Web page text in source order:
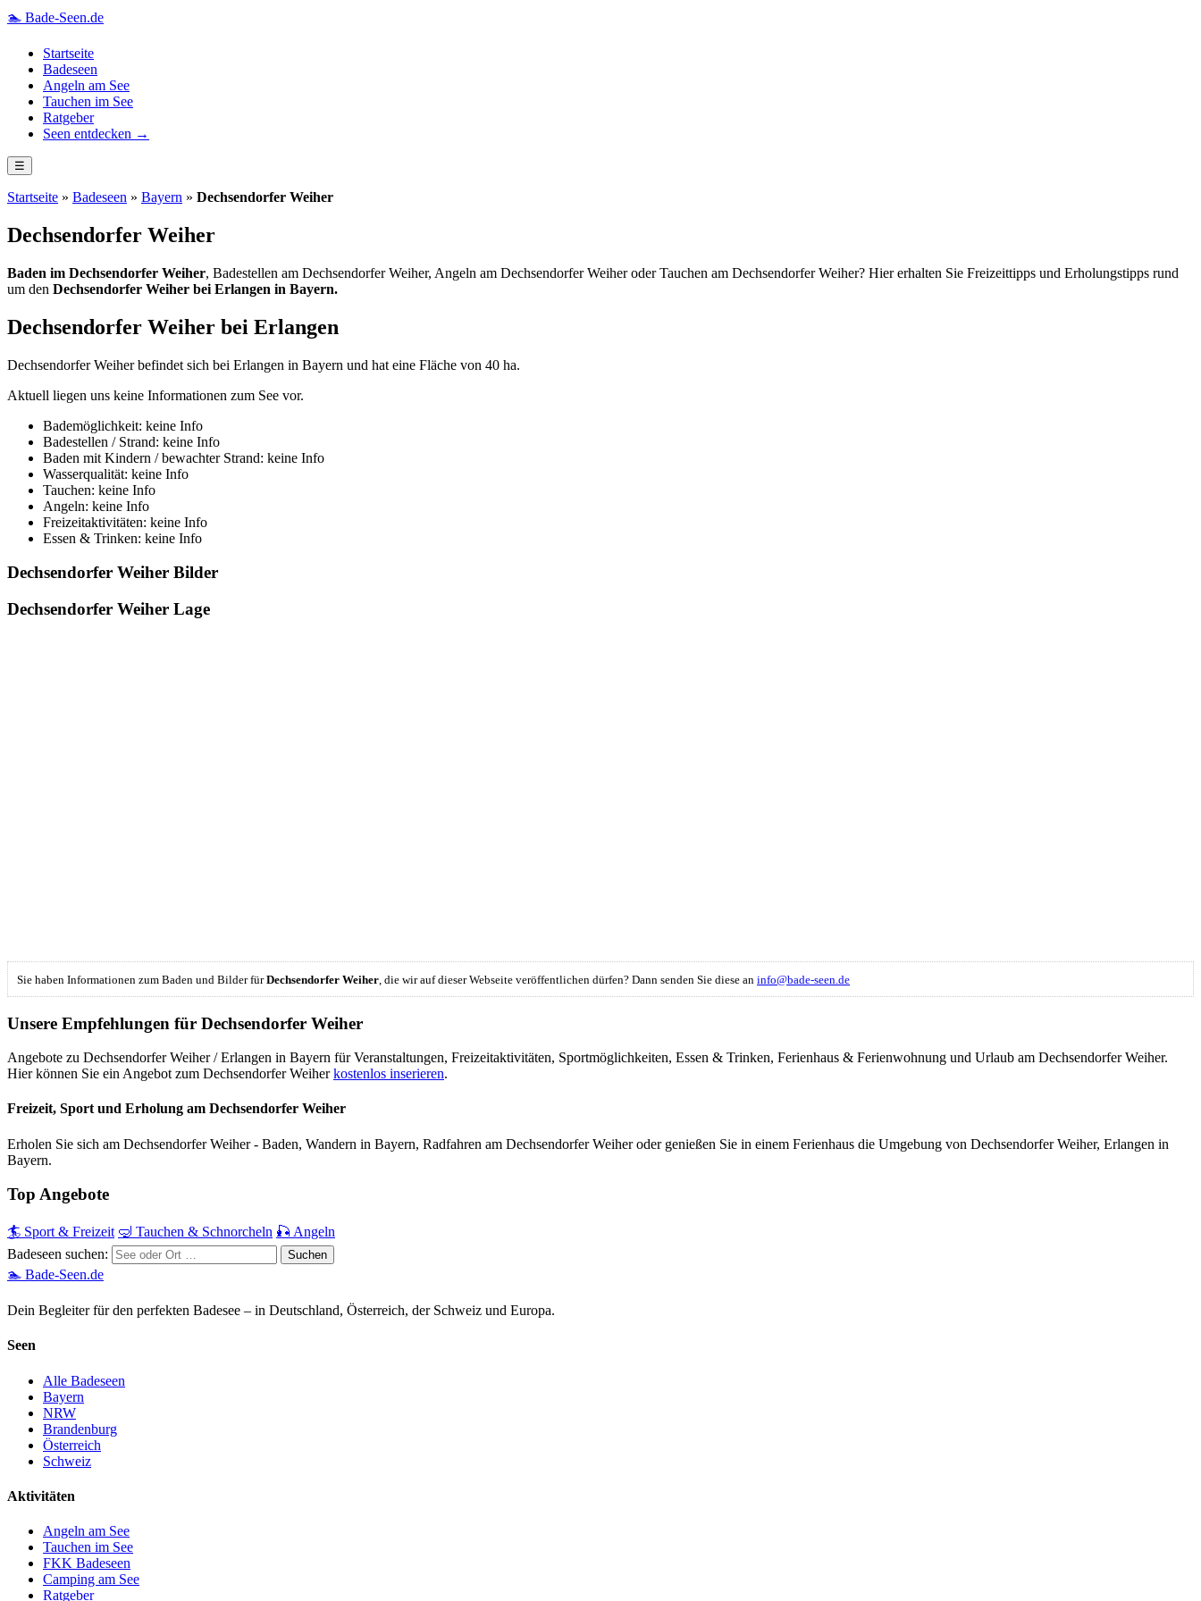
🏊 Bade-Seen.de
Startseite
Badeseen
Angeln am See
Tauchen im See
Ratgeber
Seen entdecken →
☰
Startseite » Badeseen » Bayern » Dechsendorfer Weiher
Dechsendorfer Weiher
Baden im Dechsendorfer Weiher, Badestellen am Dechsendorfer Weiher, Angeln am Dechsendorfer Weiher oder Tauchen am Dechsendorfer Weiher? Hier erhalten Sie Freizeittipps und Erholungstipps rund
um den Dechsendorfer Weiher bei Erlangen in Bayern.
Dechsendorfer Weiher bei Erlangen
Dechsendorfer Weiher befindet sich bei Erlangen in Bayern und hat eine Fläche von 40 ha.
Aktuell liegen uns keine Informationen zum See vor.
Bademöglichkeit: keine Info
Badestellen / Strand: keine Info
Baden mit Kindern / bewachter Strand: keine Info
Wasserqualität: keine Info
Tauchen: keine Info
Angeln: keine Info
Freizeitaktivitäten: keine Info
Essen & Trinken: keine Info
Dechsendorfer Weiher Bilder
Dechsendorfer Weiher Lage
Sie haben Informationen zum Baden und Bilder fürDechsendorfer Weiher , die wir auf dieser Webseite veröffentlichen dürfen? Dann senden Sie diese an info@bade-seen.de
Unsere Empfehlungen für Dechsendorfer Weiher
Angebote zu Dechsendorfer Weiher / Erlangen in Bayern für Veranstaltungen, Freizeitaktivitäten, Sportmöglichkeiten, Essen & Trinken, Ferienhaus & Ferienwohnung und Urlaub am Dechsendorfer Weiher.
Hier können Sie ein Angebot zum Dechsendorfer Weiherkostenlos inserieren.
Freizeit, Sport und Erholung am Dechsendorfer Weiher
Erholen Sie sich am Dechsendorfer Weiher - Baden, Wandern in Bayern, Radfahren am Dechsendorfer Weiher oder genießen Sie in einem Ferienhaus die Umgebung von Dechsendorfer Weiher, Erlangen in
Bayern.
Top Angebote
🏄 Sport & Freizeit 🤿 Tauchen & Schnorcheln 🎣 Angeln
Badeseen suchen:
🏊 Bade-Seen.de
Dein Begleiter für den perfekten Badesee – in Deutschland, Österreich, der Schweiz und Europa.
Seen
Alle Badeseen
Bayern
NRW
Brandenburg
Österreich
Schweiz
Aktivitäten
Angeln am See
Tauchen im See
FKK Badeseen
Camping am See
Ratgeber